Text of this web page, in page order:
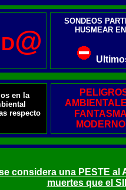
D@
SONDEOS
HUSMEAR
en la
respecto
considera una PESTE al
muertes que el